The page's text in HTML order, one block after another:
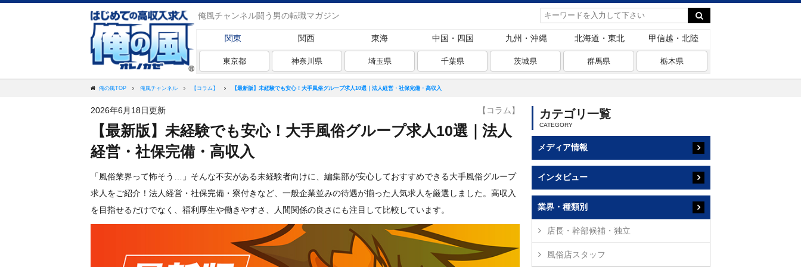
俺風チャンネル闘う男の転職マガジン
関東 関西 東海 中国・四国 九州・沖縄 北海道・東北 甲信越・北陸
東京都 神奈川県 埼玉県 千葉県 茨城県 群馬県 栃木県
俺の風TOP 俺風チャンネル 【コラム】 【最新版】未経験でも安心！大手風俗グループ求人10選｜法人経営・社保完備・高収入
2026年6月18日更新 【コラム】
【最新版】未経験でも安心！大手風俗グループ求人10選｜法人
経営・社保完備・高収入
「風俗業界って怖そう…」そんな不安がある未経験者向けに、編集部が安心しておすすめできる大手風俗グループ
求人をご紹介！法人経営・社保完備・寮付きなど、一般企業並みの待遇が揃った人気求人を厳選しました。高収入
を目指せるだけでなく、福利厚生や働きやすさ、人間関係の良さにも注目して比較しています。
カテゴリ一覧
メディア情報
インタビュー
業界・種類別
店長・幹部候補・独立
風俗店スタッフ